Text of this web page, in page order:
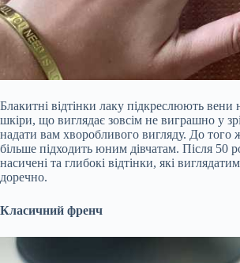
Блакитні відтінки лаку підкреслюють вени
шкіри, що виглядає зовсім не виграшно у
надати вам хворобливого вигляду. До того
більше підходить юним дівчатам. Після 50
насичені та глибокі відтінки, які
доречно.
Класичний френч